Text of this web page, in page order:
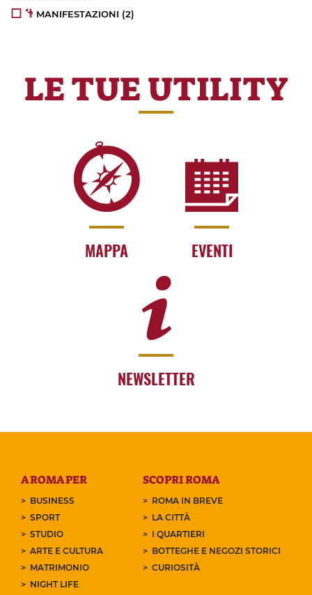
MANIFESTAZIONI (2)
LE TUE UTILITY
MAPPA EVENTI
NEWSLETTER
A ROMA PER
BUSINESS
SPORT
STUDIO
ARTE E CULTURA
MATRIMONIO
NIGHT LIFE
SCOPRI ROMA
ROMA IN BREVE
LA CITTÀ
I QUARTIERI
BOTTEGHE E NEGOZI STORICI
CURIOSITÀ